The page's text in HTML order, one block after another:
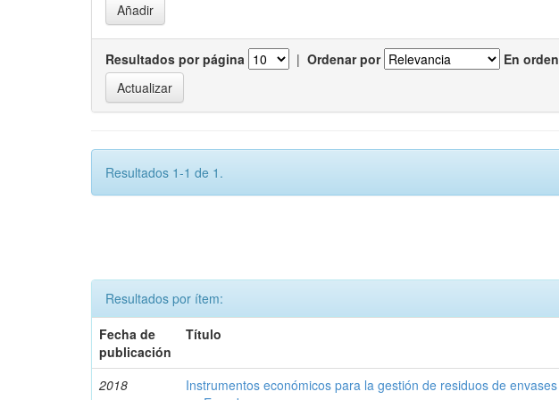
Resultados por página | Ordenar por En orden
Resultados 1-1 de 1.
Resultados por ítem:
Fecha de
publicación
Título
2018
Instrumentos económicos para la gestión de residuos de envases